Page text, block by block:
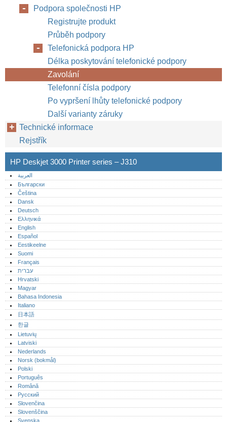
Podpora společnosti HP
Registrujte produkt
Průběh podpory
Telefonická podpora HP
Délka poskytování telefonické podpory
Zavolání
Telefonní čísla podpory
Po vypršení lhůty telefonické podpory
Další varianty záruky
Technické informace
Rejstřík
HP Deskjet 3000 Printer series – J310
العربية
Български
Čeština
Dansk
Deutsch
Ελληνικά
English
Español
Eestikeelne
Suomi
Français
עברית
Hrvatski
Magyar
Bahasa Indonesia
Italiano
日本語
한글
Lietuvių
Latviski
Nederlands
Norsk (bokmål)‎
Polski
Português‎
Română
Русский
Slovenčina
Slovenščina
Svenska